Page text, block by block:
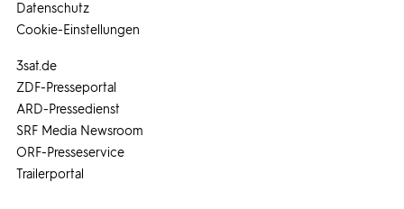
3sat.de
ZDF-Presseportal
ARD-Pressedienst
SRF Media Newsroom
ORF-Presseservice
Trailerportal
Datenschutz
Cookie-Einstellungen